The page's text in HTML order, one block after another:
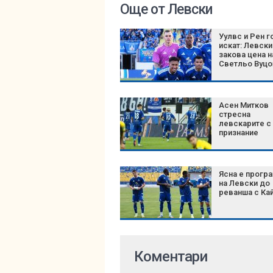
Още от Левски
Уулвс и Рен
искат: Левски
закова цена
Светльо
Асен Митков
стресна
левскарите с
признание
Ясна е
на Левски до
реванша с
Коментари